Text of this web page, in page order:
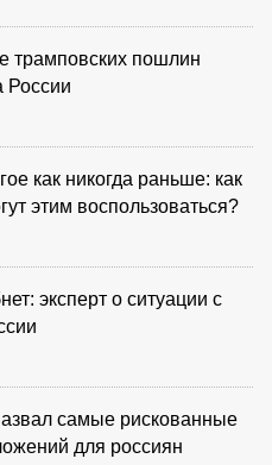
трамповских пошлин
России
как никогда раньше: как
этим воспользоваться?
эксперт о ситуации с
самые рискованные
для россиян